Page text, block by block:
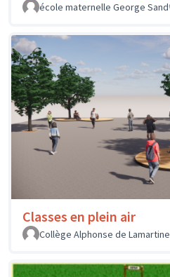
école maternelle George Sand
Classes en plein air
Collège Alphonse de Lamartine